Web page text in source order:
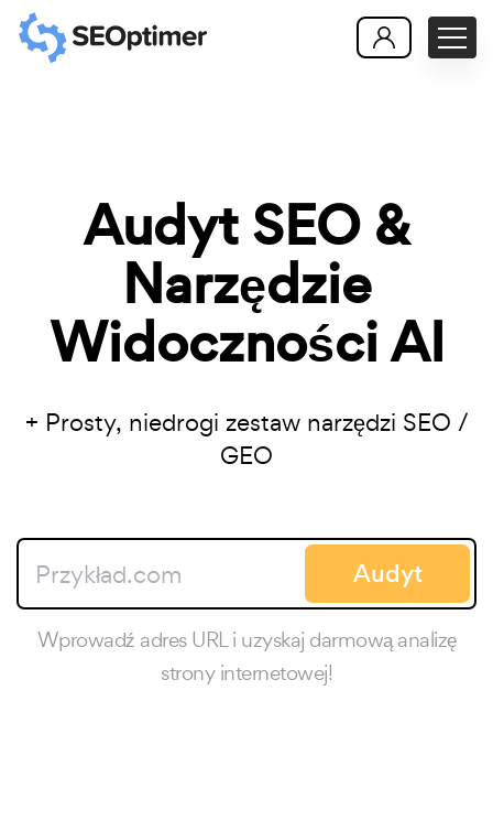
Audyt SEO &
Narzędzie
Widoczności AI
+ Prosty, niedrogi zestaw narzędzi SEO /
GEO
Audyt
Wprowadź adres URL i uzyskaj darmową analizę
strony internetowej!